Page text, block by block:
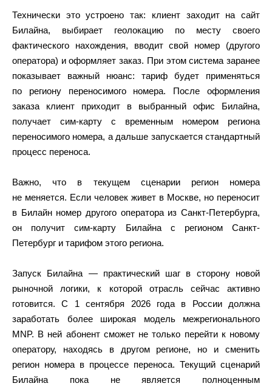
Технически это устроено так: клиент заходит на сайт
Билайна, выбирает геолокацию по месту своего
фактического нахождения, вводит свой номер (другого
оператора) и оформляет заказ. При этом система заранее
показывает важный нюанс: тариф будет применяться
по региону переносимого номера. После оформления
заказа клиент приходит в выбранный офис Билайна,
получает сим-карту с временным номером региона
переносимого номера, а дальше запускается стандартный
процесс переноса.
Важно, что в текущем сценарии регион номера
не меняется. Если человек живет в Москве, но переносит
в Билайн номер другого оператора из Санкт-Петербурга,
он получит сим-карту Билайна с регионом Санкт-
Петербург и тарифом этого региона.
Запуск Билайна — практический шаг в сторону новой
рыночной логики, к которой отрасль сейчас активно
готовится. С 1 сентября 2026 года в России должна
заработать более широкая модель межрегионального
MNP. В ней абонент сможет не только перейти к новому
оператору, находясь в другом регионе, но и сменить
регион номера в процессе переноса. Текущий сценарий
Билайна пока не является полноценным